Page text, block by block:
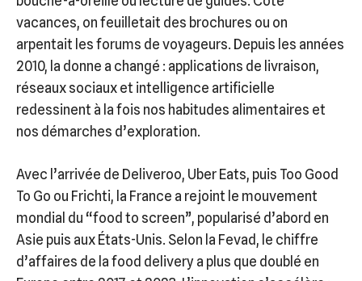
vacances, on feuilletait des brochures ou on
arpentait les forums de voyageurs. Depuis les années
2010, la donne a changé : applications de livraison,
réseaux sociaux et intelligence artificielle
redessinent à la fois nos habitudes alimentaires et
nos démarches d’exploration.
Avec l’arrivée de Deliveroo, Uber Eats, puis Too Good
To Go ou Frichti, la France a rejoint le mouvement
mondial du “food to screen”, popularisé d’abord en
Asie puis aux États-Unis. Selon la Fevad, le chiffre
d’affaires de la food delivery a plus que doublé en